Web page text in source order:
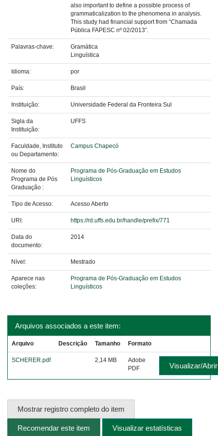
also important to define a possible process of
grammaticalization to the phenomena in analysis.
This study had financial support from “Chamada
Pública FAPESC nº 02/2013”.
Palavras-chave:
Gramática
Linguística
Idioma: por
País: Brasil
Instituição: Universidade Federal da Fronteira Sul
Sigla da
Instituição:
UFFS
Faculdade, Instituto
ou Departamento:
Campus Chapecó
Nome do
Programa de Pós
Graduação :
Programa de Pós-Graduação em Estudos
Linguísticos
Tipo de Acesso: Acesso Aberto
URI: https://rd.uffs.edu.br/handle/prefix/771
Data do
documento:
2014
Nível: Mestrado
Aparece nas
coleções:
Programa de Pós-Graduação em Estudos
Linguísticos
Arquivos associados a este item:
Arquivo Descrição Tamanho Formato
SCHERER.pdf 2,14 MB
Adobe
PDF
Visualizar/Abrir
Mostrar registro completo do item
Recomendar este item Visualizar estatísticas